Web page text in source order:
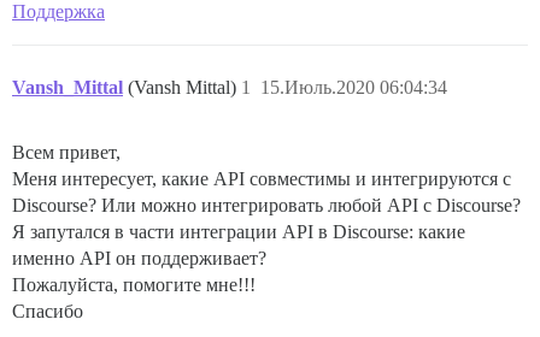
Поддержка
Vansh_Mittal (Vansh Mittal) 15.Июль.2020 06:04:34
1
Всем привет,
Меня интересует, какие API совместимы и интегрируются с
Discourse? Или можно интегрировать любой API с Discourse?
Я запутался в части интеграции API в Discourse: какие
именно API он поддерживает?
Пожалуйста, помогите мне!!!
Спасибо